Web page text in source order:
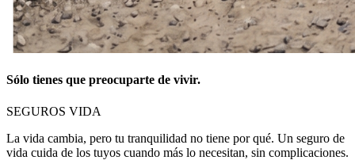
Sólo tienes que preocuparte de vivir.
SEGUROS VIDA
La vida cambia, pero tu tranquilidad no tiene por qué. Un seguro de
vida cuida de los tuyos cuando más lo necesitan, sin complicaciones.